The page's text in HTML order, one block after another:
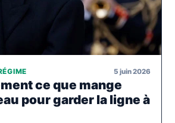
5 juin 2026
ce que mange
pour garder la ligne à